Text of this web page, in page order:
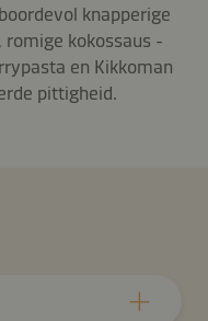
knapperige
kokossaus -
en Kikkoman
pittigheid.